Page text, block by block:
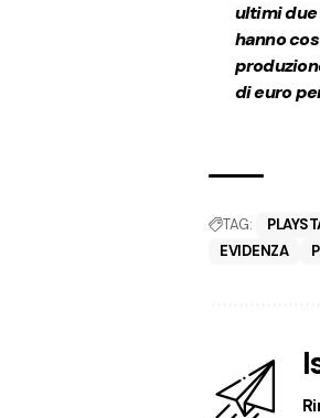
ultimi
hanno
di euro
TAG:
EVIDENZA